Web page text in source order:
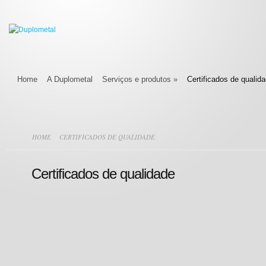
Home A Duplometal Serviços e produtos » Certificados de
HOME CERTIFICADOS DE QUALIDADE
Certificados de qualidade